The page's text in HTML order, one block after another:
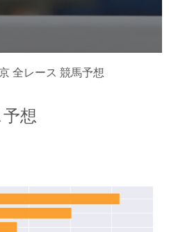
全レース 競馬予想
想